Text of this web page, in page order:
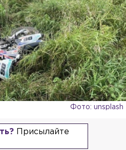
Фото: unsplash
Присылайте